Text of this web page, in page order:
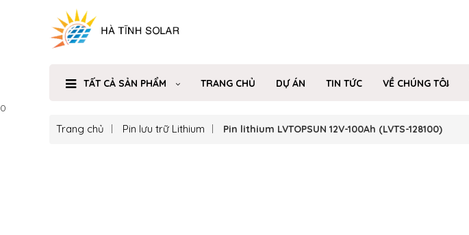
TẤT CẢ SẢN PHẨM TRANG CHỦ DỰ ÁN TIN TỨC VỀ CHÚNG TÔI
0
Trang chủ Pin lưu trữ Lithium Pin lithium LVTOPSUN 12V-100Ah (LVTS-128100)